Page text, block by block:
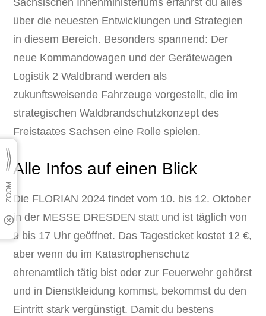
über die neuesten Entwicklungen und Strategien
in diesem Bereich. Besonders spannend: Der
neue Kommandowagen und der Gerätewagen
Logistik 2 Waldbrand werden als
zukunftsweisende Fahrzeuge vorgestellt, die im
strategischen Waldbrandschutzkonzept des
Freistaates Sachsen eine Rolle spielen.
Alle Infos auf einen Blick
Die FLORIAN 2024 findet vom 10. bis 12. Oktober
in der MESSE DRESDEN statt und ist täglich von
9 bis 17 Uhr geöffnet. Das Tagesticket kostet 12 €,
aber wenn du im Katastrophenschutz
ehrenamtlich tätig bist oder zur Feuerwehr gehörst
und in Dienstkleidung kommst, bekommst du den
Eintritt stark vergünstigt. Damit du bestens